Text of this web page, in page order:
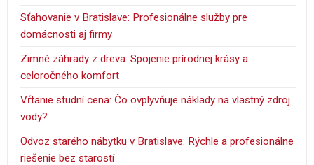
Sťahovanie v Bratislave: Profesionálne služby pre
domácnosti aj firmy
Zimné záhrady z dreva: Spojenie prírodnej krásy a
celoročného komfort
Vŕtanie studní cena: Čo ovplyvňuje náklady na vlastný zdroj
vody?
Odvoz starého nábytku v Bratislave: Rýchle a profesionálne
riešenie bez starostí